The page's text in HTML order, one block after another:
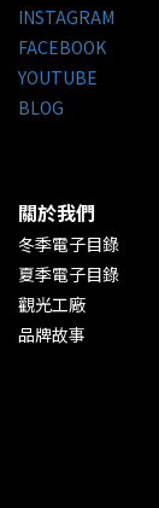
INSTAGRAM
FACEBOOK
YOUTUBE
BLOG
關於我們
冬季電子目錄
夏季電子目錄
觀光工廠
品牌故事